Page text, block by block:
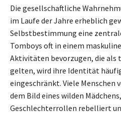
Die gesellschaftliche
im Laufe der Jahre erheblich
Selbstbestimmung eine
Tomboys oft in einem
Aktivitäten bevorzugen, die als
gelten, wird ihre Identität
eingeschränkt. Viele Menschen
dem Bild eines wilden
Geschlechterrollen rebelliert